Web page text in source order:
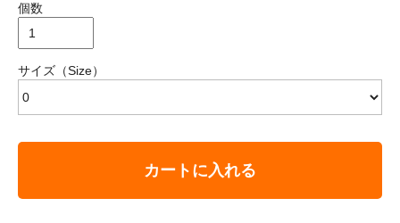
個数
サイズ（Size）
カートに入れる